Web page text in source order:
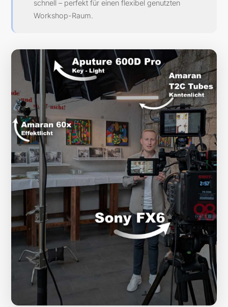
schnell – perfekt für einen flexibel genutzten
Workshop-Raum.